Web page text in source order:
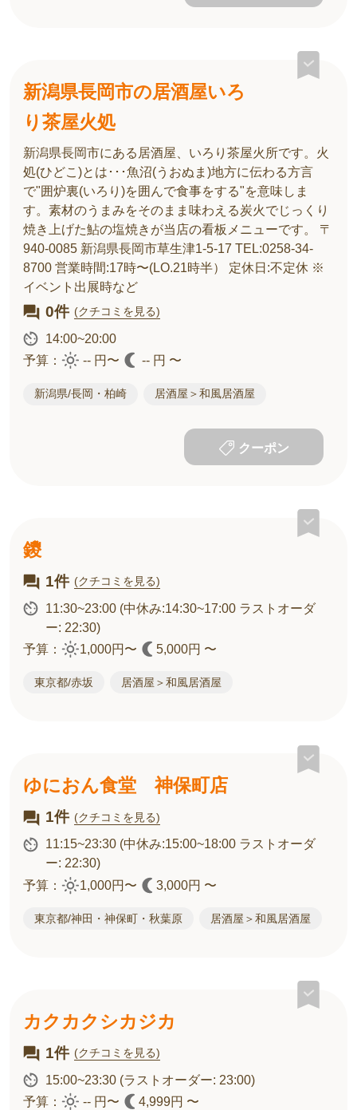
新潟県長岡市の居酒屋いろ
り茶屋火処
新潟県長岡市にある居酒屋、いろり茶屋火所です。火
処(ひどこ)とは･･･魚沼(うおぬま)地方に伝わる方言
で"囲炉裏(いろり)を囲んで食事をする"を意味しま
す。 ​素材のうまみをそのまま味わえる炭火でじっくり
焼き上げた鮎の塩焼きが当店の看板メニューです。 〒
940-0085 新潟県長岡市草生津1-5-17 TEL:0258-34-
8700 営業時間:17時〜(LO.21時半） 定休日:不定休 ※
イベント出展時など
0件 (クチコミを見る)
14:00~20:00
予算：
-- 円〜 -- 円 〜
新潟県/長岡・柏崎 居酒屋＞和風居酒屋
クーポン
鑁
1件 (クチコミを見る)
11:30~23:00 (中休み:14:30~17:00 ラストオーダ
ー: 22:30)
予算：
1,000円〜 5,000円 〜
東京都/赤坂 居酒屋＞和風居酒屋
ゆにおん食堂 神保町店
1件 (クチコミを見る)
11:15~23:30 (中休み:15:00~18:00 ラストオーダ
ー: 22:30)
予算：
1,000円〜 3,000円 〜
東京都/神田・神保町・秋葉原 居酒屋＞和風居酒屋
カクカクシカジカ
1件 (クチコミを見る)
15:00~23:30 (ラストオーダー: 23:00)
予算：
-- 円〜 4,999円 〜